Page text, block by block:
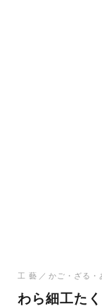
工 藝 かご・ざる・
わら細工た